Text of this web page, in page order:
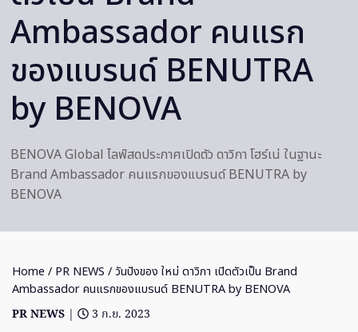
Ambassador คนแรก
ของแบรนด์ BENUTRA
by BENOVA
BENOVA Global ไลฟ์สดประกาศเปิดตัว ดาวิกา โฮร์เน่ ในฐานะ
Brand Ambassador คนแรกของแบรนด์ BENUTRA by
BENOVA
Home / PR NEWS / วันปังของ ใหม่ ดาวิกา เปิดตัวเป็น Brand
Ambassador คนแรกของแบรนด์ BENUTRA by BENOVA
PR NEWS |
3 ก.ย. 2023